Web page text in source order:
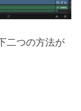
二つの方法が